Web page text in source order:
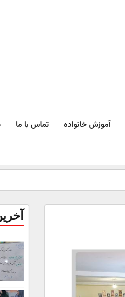
آموزش خانواده تماس با ما